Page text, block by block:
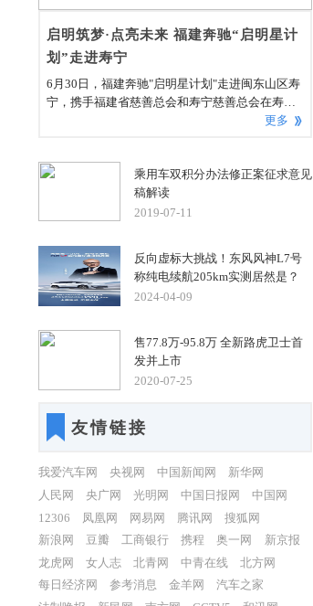
启明筑梦·点亮未来 福建奔驰“启明星计
划”走进寿宁
6月30日，福建奔驰"启明星计划"走进闽东山区寿
宁，携手福建省慈善总会和寿宁慈善总会在寿宁
县南阳中心小学举办"启明筑梦·点亮未来"图书捐
党委书记、执行副总裁符磊一行的到访给予了热
更多
乘用车双积分办法修正案征求意见
稿解读
2019-07-11
反向虚标大挑战！东风风神L7号
称纯电续航205km实测居然是？
2024-04-09
售77.8万-95.8万 全新路虎卫士首
发并上市
2020-07-25
友情链接
我爱汽车网 央视网 中国新闻网
新华网
人民网
央广网 光明网 中国日报网
中国网
12306
凤凰网 网易网 腾讯网
搜狐网
新浪网
豆瓣 工商银行 携程 奥一网
新京报
龙虎网
女人志 北青网 中青在线
北方网
每日经济网
参考消息 金羊网
汽车之家